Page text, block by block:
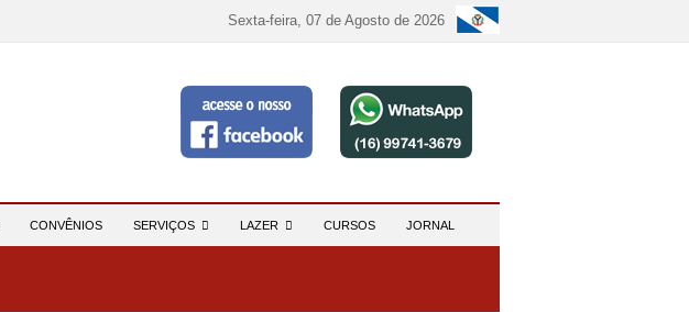
Sexta-feira, 07 de Agosto de 2026
CONVÊNIOS SERVIÇOS LAZER CURSOS JORNAL